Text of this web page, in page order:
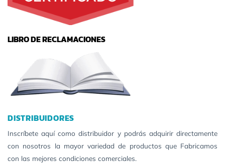
LIBRO DE RECLAMACIONES
DISTRIBUIDORES
Inscríbete aquí como distribuidor y podrás adquirir directamente
con nosotros la mayor variedad de productos que Fabricamos
con las mejores condiciones comerciales.